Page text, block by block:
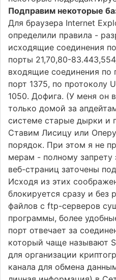
Подправим некоторые
Для браузера Internet
определили правила -
исходящие соединения
порты 21,70,80-
входящие соединения по
порт 1375, по протоколу
1050. Дофига. (У меня он
только домой за
системе старые дырки и
Ставим Лисицу или
порядок. При этом я не
мерам - полному запрету
веб-страниц заточены
Исходя из этих
блокируется сразу и без
файлов с ftp-серверов
программы, более
порт отвечает за
который чаще называют
для организации
канала для обмена